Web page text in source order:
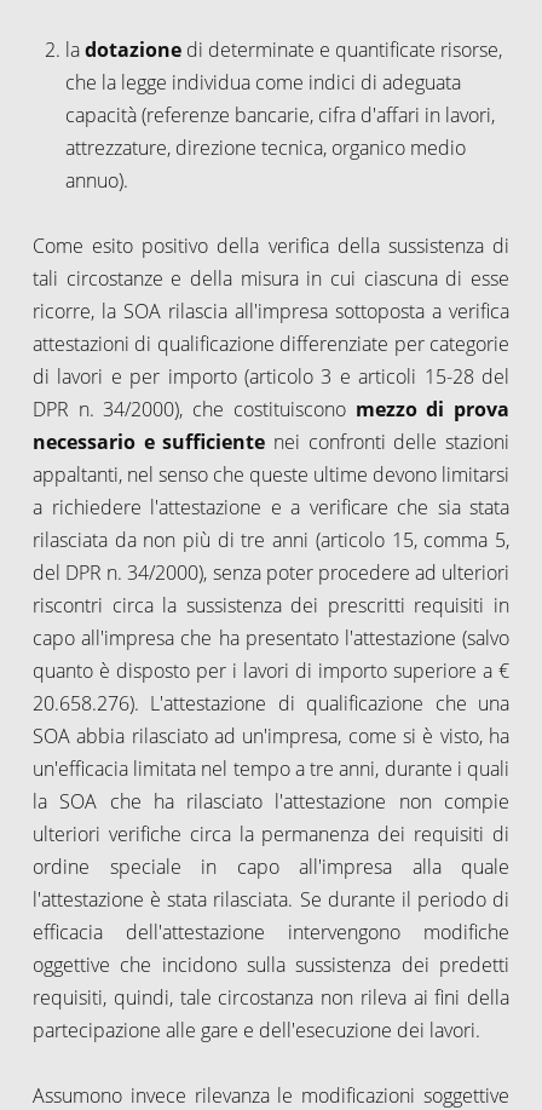
ladotazione di determinate e quantificate risorse,
che la legge individua come indici di adeguata
capacità (referenze bancarie, cifra d'affari in lavori,
attrezzature, direzione tecnica, organico medio
annuo).
Come esito positivo della verifica della sussistenza di
tali circostanze e della misura in cui ciascuna di esse
ricorre, la SOA rilascia all'impresa sottoposta a verifica
attestazioni di qualificazione differenziate per categorie
di lavori e per importo (articolo 3 e articoli 15-28 del
DPR n. 34/2000), che costituiscono mezzo di prova
necessario e sufficiente nei confronti delle stazioni
appaltanti, nel senso che queste ultime devono limitarsi
a richiedere l'attestazione e a verificare che sia stata
rilasciata da non più di tre anni (articolo 15, comma 5,
del DPR n. 34/2000), senza poter procedere ad ulteriori
riscontri circa la sussistenza dei prescritti requisiti in
capo all'impresa che ha presentato l'attestazione (salvo
quanto è disposto per i lavori di importo superiore a €
20.658.276). L'attestazione di qualificazione che una
SOA abbia rilasciato ad un'impresa, come si è visto, ha
un'efficacia limitata nel tempo a tre anni, durante i quali
la SOA che ha rilasciato l'attestazione non compie
ulteriori verifiche circa la permanenza dei requisiti di
ordine speciale in capo all'impresa alla quale
l'attestazione è stata rilasciata. Se durante il periodo di
efficacia dell'attestazione intervengono modifiche
oggettive che incidono sulla sussistenza dei predetti
requisiti, quindi, tale circostanza non rileva ai fini della
partecipazione alle gare e dell'esecuzione dei lavori.
Assumono invece rilevanza le modificazioni soggettive